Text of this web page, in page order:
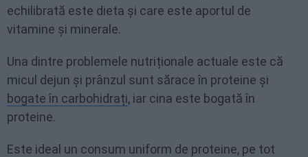
echilibrată este dieta și care este aportul de
vitamine și minerale.
Una dintre problemele nutriționale actuale este că
micul dejun și prânzul sunt sărace în proteine și
bogate în carbohidrați, iar cina este bogată în
proteine.
Este ideal un consum uniform de proteine, pe tot